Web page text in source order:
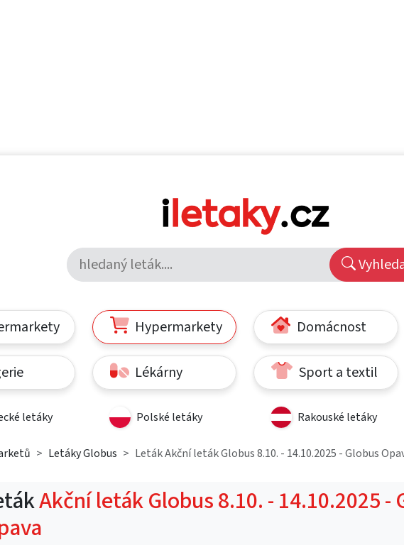
Hypermarkety Domácnost
Lékárny Sport a textil
letáky Polské letáky Rakouské letáky
Letáky Globus Leták Akční leták Globus 8.10. - 14.10.2025 - Globus
Akční leták Globus 8.10. - 14.10.2025 -